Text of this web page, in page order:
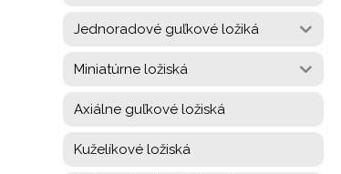
Jednoradové guľkové ložiká
Miniatúrne ložiská
Axiálne guľkové ložiská
Kuželíkové ložiská